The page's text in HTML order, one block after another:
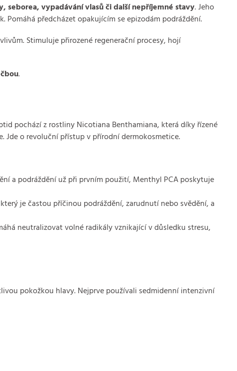
seborea, vypadávání vlasů či další nepříjemné stavy. Jeho
Pomáhá předcházet opakujícím se epizodám podráždění.
Stimuluje přirozené regenerační procesy, hojí
.
pochází z rostliny Nicotiana Benthamiana, která díky řízené
o revoluční přístup v přírodní dermokosmetice.
a podráždění už při prvním použití, Menthyl PCA poskytuje
je častou příčinou podráždění, zarudnutí nebo svědění, a
neutralizovat volné radikály vznikající v důsledku stresu,
pokožkou hlavy. Nejprve používali sedmidenní intenzivní